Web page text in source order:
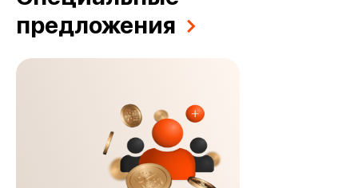
предложения